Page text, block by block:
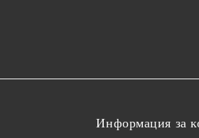
Информация за